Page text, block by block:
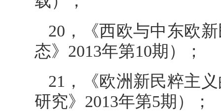
20，《西欧与中东欧
态》2013年第10期）；
21，《欧洲新民粹主
研究》2013年第5期）；